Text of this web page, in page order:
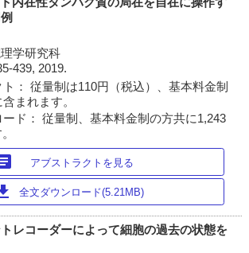
学研究科
439, 2019.
： 従量制は110円（税込）、基本料金制
まれます。
ド： 従量制、基本料金制の方共に1,243
アブストラクトを見る
全文ダウンロード(5.21MB)
レコーダーによって細胞の過去の状態を